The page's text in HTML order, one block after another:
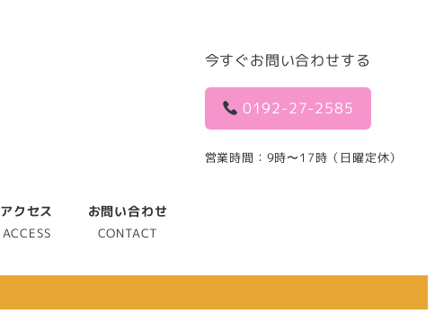
今すぐお問い合わせする
0192-27-2585
営業時間：9時〜17時（日曜定休）
アクセス
ACCESS
お問い合わせ
CONTACT